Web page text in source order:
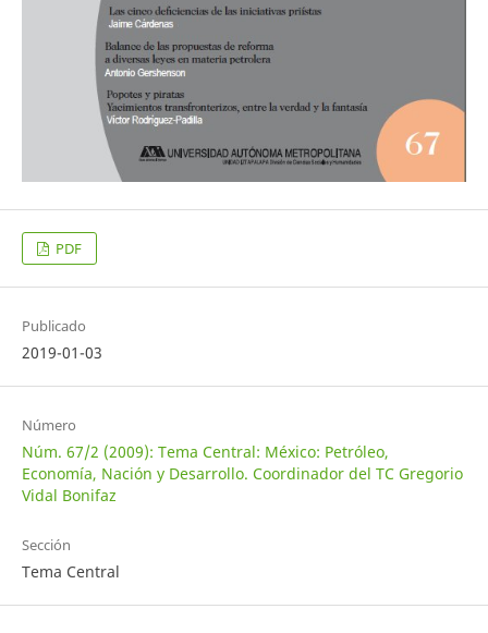
PDF
Publicado
2019-01-03
Número
Núm. 67/2 (2009): Tema Central: México: Petróleo,
Economía, Nación y Desarrollo. Coordinador del TC Gregorio
Vidal Bonifaz
Sección
Tema Central